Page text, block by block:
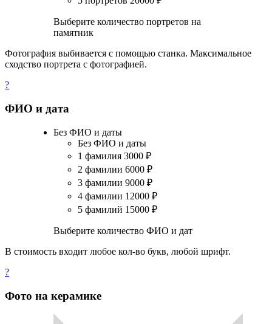
Выберите количество портретов на
памятник
Фотография выбивается с помощью станка. Максимальное
сходство портрета с фотографией.
?
ФИО и дата
Без ФИО и даты
Без ФИО и даты
1 фамилия 3000 ₽
2 фамилии 6000 ₽
3 фамилии 9000 ₽
4 фамилии 12000 ₽
5 фамилий 15000 ₽
Выберите количество ФИО и дат
В стоимость входит любое кол-во букв, любой шрифт.
?
Фото на керамике